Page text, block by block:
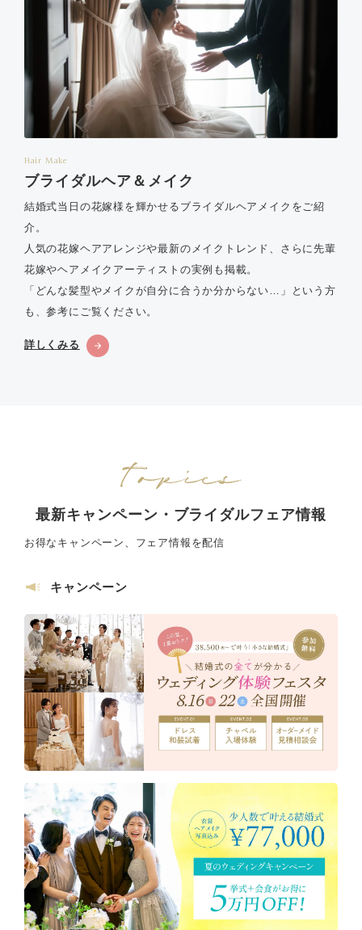
Hair Make
ブライダルヘア＆メイク
結婚式当日の花嫁様を輝かせるブライダルヘアメイクをご紹
介。
人気の花嫁ヘアアレンジや最新のメイクトレンド、さらに先輩
花嫁やヘアメイクアーティストの実例も掲載。
「どんな髪型やメイクが自分に合うか分からない…」という方
も、参考にご覧ください。
詳しくみる
最新キャンペーン・ブライダルフェア情報
お得なキャンペーン、フェア情報を配信
キャンペーン